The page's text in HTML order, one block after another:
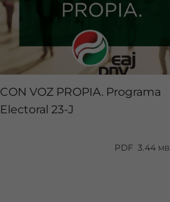
CON VOZ PROPIA. Programa
Electoral 23-J
PDF 3.44 MB